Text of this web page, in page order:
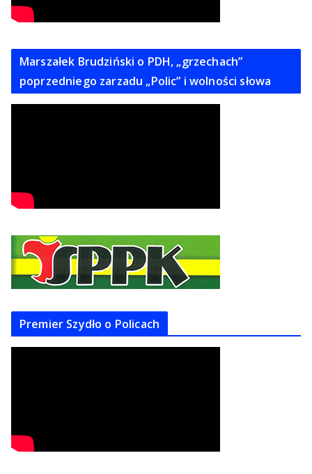
Marszałek Brudziński o PDH, „grzechach”
poprzedniego zarzadu „Polic” i wolności słowa
Premier Szydło o Policach